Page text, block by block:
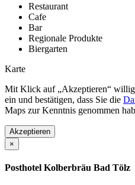
Restaurant
Cafe
Bar
Regionale Produkte
Biergarten
Karte
Mit Klick auf „Akzeptieren“
ein und bestätigen, dass Sie die
Maps zur Kenntnis genommen
Akzeptieren
×
Posthotel Kolberbräu Bad Tölz